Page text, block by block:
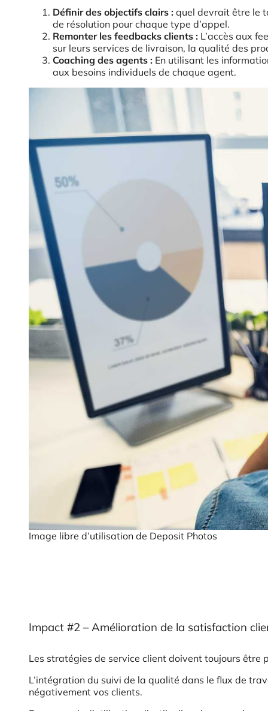
Définir des objectifs clairs : quel devrait être le
de résolution pour chaque type d’appel.
Remonter les feedbacks clients : L’accès aux
sur leurs services de livraison, la qualité des
Coaching des agents : En utilisant les
aux besoins individuels de chaque agent.
Image libre d’utilisation de Deposit Photos
Impact #2 – Amélioration de la satisfaction
Les stratégies de service client doivent toujours être
L’intégration du suivi de la qualité dans le flux de
négativement vos clients.